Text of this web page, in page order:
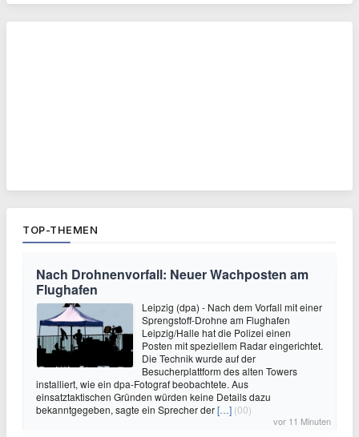
TOP-THEMEN
Nach Drohnenvorfall: Neuer Wachposten am
Flughafen
Leipzig (dpa) - Nach dem Vorfall mit einer
Sprengstoff-Drohne am Flughafen
Leipzig/Halle hat die Polizei einen
Posten mit speziellem Radar eingerichtet.
Die Technik wurde auf der
Besucherplattform des alten Towers
installiert, wie ein dpa-Fotograf beobachtete. Aus
einsatztaktischen Gründen würden keine Details dazu
bekanntgegeben, sagte ein Sprecher der[…] (00)
vor 11 Minuten